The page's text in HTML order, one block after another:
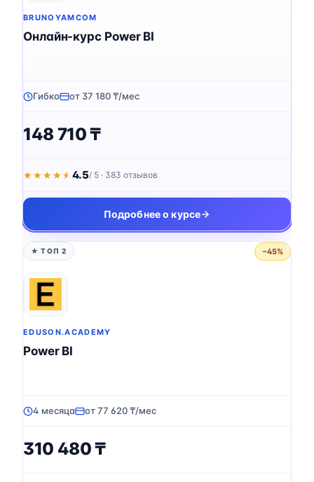
BRUNOYAMCOM
Онлайн-курс Power BI
Гибко от 37 180 ₸/мес
148 710 ₸
★★★★★
★★★★★ 4.5/ 5 · 383 отзывов
Подробнее о курсе
★ ТОП 2 −45%
EDUSON.ACADEMY
Power BI
4 месяца от 77 620 ₸/мес
310 480 ₸